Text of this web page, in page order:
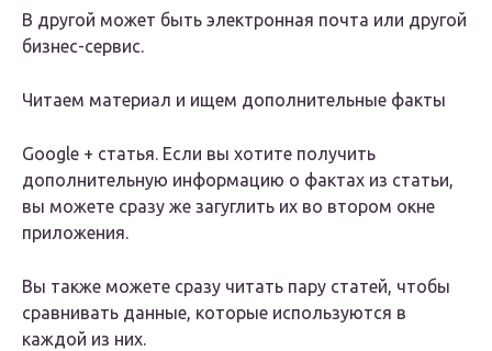
В другой может быть электронная почта или другой
бизнес-сервис.
Читаем материал и ищем дополнительные факты
Google + статья. Если вы хотите получить
дополнительную информацию о фактах из статьи,
вы можете сразу же загуглить их во втором окне
приложения.
Вы также можете сразу читать пару статей, чтобы
сравнивать данные, которые используются в
каждой из них.